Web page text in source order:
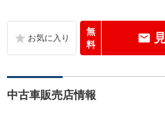
無
料
中古車販売店情報